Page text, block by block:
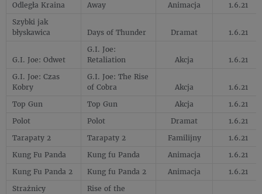
Odległa Kraina
Away Animacja
1.6.21
Szybki jak
błyskawica
Days of Thunder Dramat 1.6.21
G.I. Joe: Odwet
G.I. Joe:
Retaliation
Akcja
1.6.21
G.I. Joe: Czas
Kobry
G.I. Joe: The Rise
of Cobra
Akcja
1.6.21
Top Gun
Top Gun Akcja
1.6.21
Polot
Polot Dramat
1.6.21
Tarapaty 2
Tarapaty 2 Familijny
1.6.21
Kung Fu Panda
Kung fu Panda Animacja
1.6.21
Kung Fu Panda 2
Kung fu Panda 2 Animacja
1.6.21
Strażnicy
Rise of the